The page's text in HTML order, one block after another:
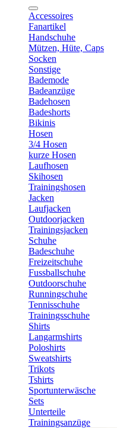
Accessoires
Fanartikel
Handschuhe
Mützen, Hüte, Caps
Socken
Sonstige
Bademode
Badeanzüge
Badehosen
Badeshorts
Bikinis
Hosen
3/4 Hosen
kurze Hosen
Laufhosen
Skihosen
Trainingshosen
Jacken
Laufjacken
Outdoorjacken
Trainingsjacken
Schuhe
Badeschuhe
Freizeitschuhe
Fussballschuhe
Outdoorschuhe
Runningschuhe
Tennisschuhe
Trainingsschuhe
Shirts
Langarmshirts
Poloshirts
Sweatshirts
Trikots
Tshirts
Sportunterwäsche
Sets
Unterteile
Trainingsanzüge